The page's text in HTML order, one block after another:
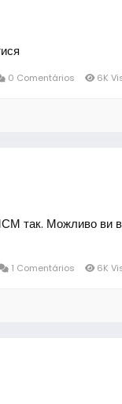
0 Comentários 6K
так. Можливо ви
1 Comentários 6K